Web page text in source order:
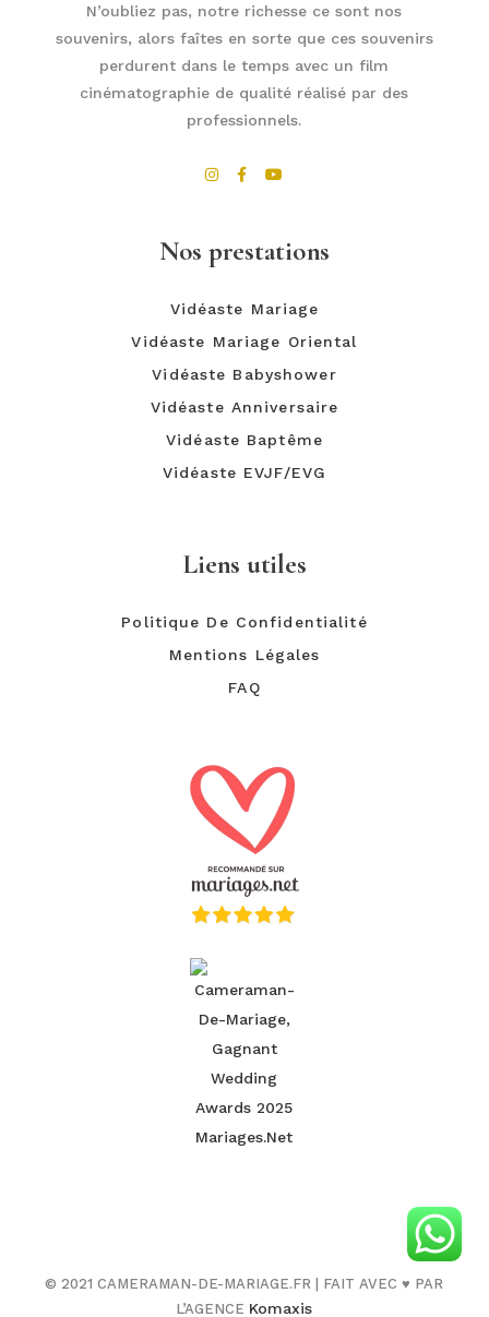
N’oubliez pas, notre richesse ce sont nos
souvenirs, alors faîtes en sorte que ces souvenirs
perdurent dans le temps avec un film
cinématographie de qualité réalisé par des
professionnels.
Nos prestations
Vidéaste Mariage
Vidéaste Mariage Oriental
Vidéaste Babyshower
Vidéaste Anniversaire
Vidéaste Baptême
Vidéaste EVJF/EVG
Liens utiles
Politique De Confidentialité
Mentions Légales
FAQ
© 2021 CAMERAMAN-DE-MARIAGE.FR | FAIT AVEC♥ PAR
L’AGENCE Komaxis